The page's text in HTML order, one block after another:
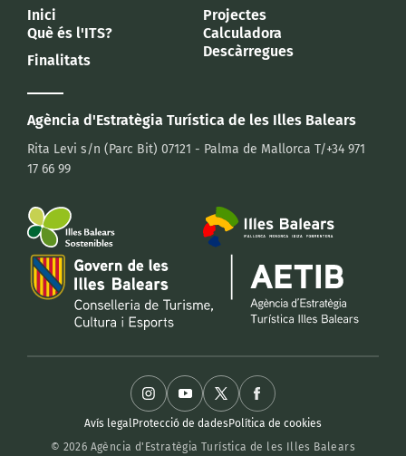
Agència d'Estratègia Turística de les Illes Balears
Rita Levi s/n (Parc Bit) 07121 - Palma de Mallorca T/+34 971
17 66 99
Inici
Què és l'ITS?
Finalitats
Projectes
Calculadora
Descàrregues
Avís legalProtecció de dades Política de cookies
© 2026 Agència d'Estratègia Turística de les Illes Balears